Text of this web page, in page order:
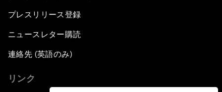
プレスリリース登録
ニュースレター購読
連絡先 (英語のみ)
リンク